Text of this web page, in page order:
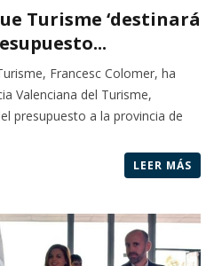
Turisme ‘destinará
Francesc Colomer, ha
Valenciana del Turisme,
presupuesto a la provincia de
LEER MÁS